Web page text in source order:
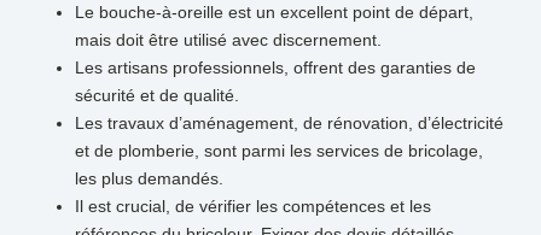
Le bouche-à-oreille est un excellent point de départ,
mais doit être utilisé avec discernement.
Les artisans professionnels, offrent des garanties de
sécurité et de qualité.
Les travaux d’aménagement, de rénovation, d’électricité
et de plomberie, sont parmi les services de bricolage,
les plus demandés.
Il est crucial, de vérifier les compétences et les